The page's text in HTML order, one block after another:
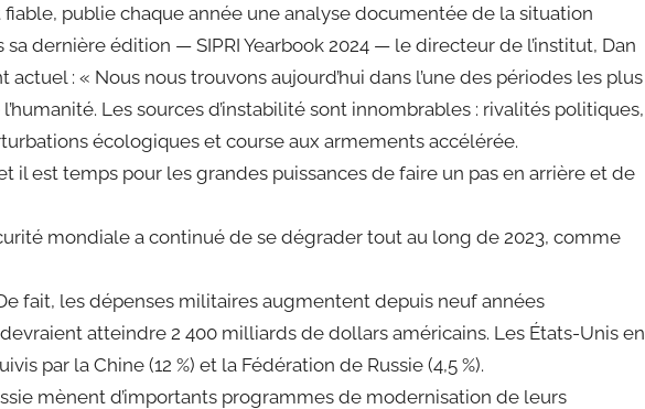
publie chaque année une analyse documentée de la situation
dernière édition — SIPRI Yearbook 2024 — le directeur de l’institut, Dan
: « Nous nous trouvons aujourd’hui dans l’une des périodes les plus
Les sources d’instabilité sont innombrables : rivalités politiques,
écologiques et course aux armements accélérée.
il est temps pour les grandes puissances de faire un pas en arrière et de
mondiale a continué de se dégrader tout au long de 2023, comme
fait, les dépenses militaires augmentent depuis neuf années
atteindre 2 400 milliards de dollars américains. Les États-Unis en
par la Chine (12 %) et la Fédération de Russie (4,5 %).
mènent d’importants programmes de modernisation de leurs